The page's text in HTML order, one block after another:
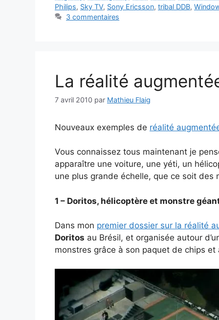
Philips, Sky TV, Sony Ericsson, tribal DDB,
3 commentaires
La réalité
7 avril 2010 par Mathieu Flaig
Nouveaux exemples de réalité
Vous connaissez tous maintenant je
apparaître une voiture, une yéti, un
une plus grande échelle, que ce soit
1 – Doritos, hélicoptère et monstre
Dans mon premier dossier sur la réalité
Doritos au Brésil, et organisée autour
monstres grâce à son paquet de chips et